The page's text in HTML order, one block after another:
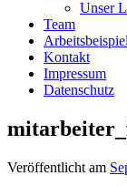
Unser
Team
Kontakt
Impressum
Datenschutz
Veröffentlicht am